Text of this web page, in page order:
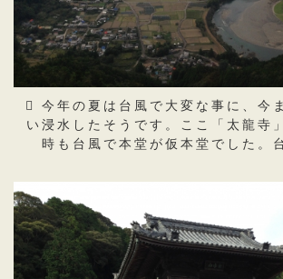
今年の夏は台風で大変な事に、今
い浸水したそうです。ここ「太龍寺
時も台風で本堂が仮本堂でした。